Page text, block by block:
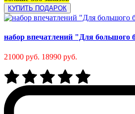
КУПИТЬ ПОДАРОК
набор впечатлений "Для большого
21000 руб. 18990 руб.